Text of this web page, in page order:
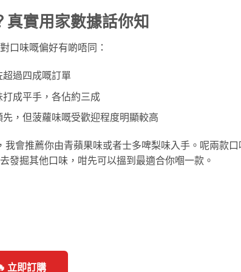
實用家數據話你知
口味嘅偏好有啲唔同：
過四成嘅訂單
成平手，各佔約三成
，但菠蘿味嘅受歡迎程度明顯較高
會推薦你由青蘋果味或者士多啤梨味入手。呢兩款口
發掘其他口味，咁先可以搵到最適合你嗰一款。
立即訂購